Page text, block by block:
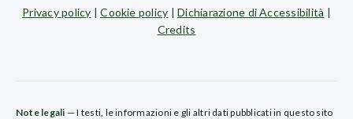
Privacy policy |Cookie policy |Dichiarazione di Accessibilità |
Credits
Note legali — I testi, le informazioni e gli altri dati pubblicati in questo sito